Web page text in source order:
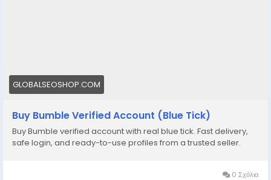
💬 Skype: GlobalSeoShop
📨 Telegram: @GlobalSeoShop
#BuyBumbleAccount
#VerifiedBumble
#BumbleVerified
GLOBALSEOSHOP.COM
Buy Bumble Verified Account (Blue Tick)
Buy Bumble verified account with real blue tick. Fast delivery,
safe login, and ready-to-use profiles from a trusted seller.
0 Σχόλια